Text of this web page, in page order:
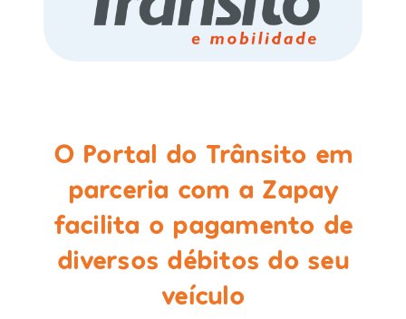
O Portal do Trânsito em
parceria com a Zapay
facilita o pagamento de
diversos débitos do seu
veículo